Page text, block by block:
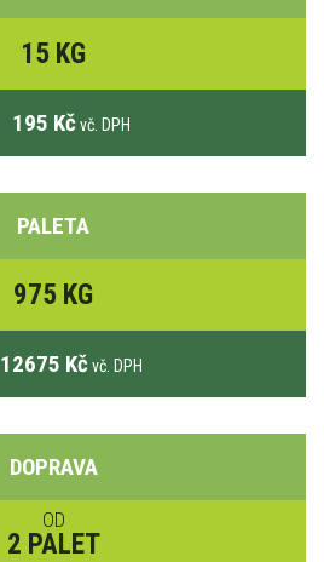
15 KG
195 Kč vč. DPH
PALETA
975 KG
12675 Kč vč. DPH
DOPRAVA
OD
2 PALET